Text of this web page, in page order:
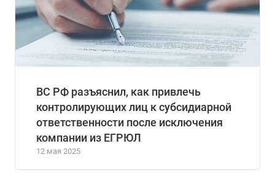
ВС РФ разъяснил, как привлечь
контролирующих лиц к субсидиарной
ответственности после исключения
компании из ЕГРЮЛ
12 мая 2025